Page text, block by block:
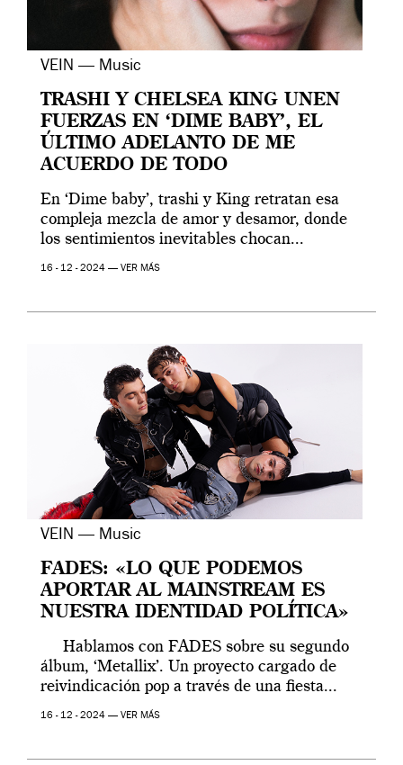
VEIN — Music
TRASHI Y CHELSEA KING UNEN
FUERZAS EN ‘DIME BABY’, EL
ÚLTIMO ADELANTO DE ME
ACUERDO DE TODO
En ‘Dime baby’, trashi y King retratan esa
compleja mezcla de amor y desamor, donde
los sentimientos inevitables chocan...
16 - 12 - 2024 — VER MÁS
VEIN — Music
FADES: «LO QUE PODEMOS
APORTAR AL MAINSTREAM ES
NUESTRA IDENTIDAD POLÍTICA»
Hablamos con FADES sobre su segundo
álbum, ‘Metallix’. Un proyecto cargado de
reivindicación pop a través de una fiesta...
16 - 12 - 2024 — VER MÁS